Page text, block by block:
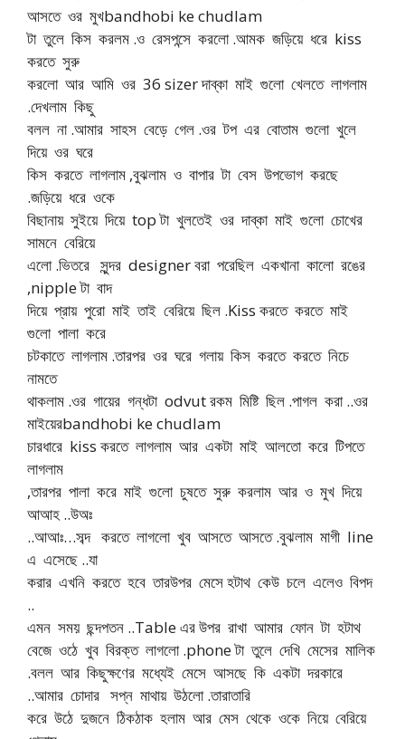
আসতে ওর মুখbandhobi ke chudlam
টা তুলে কিস করলম .ও রেসপন্সে করলো .আমক জড়িয়ে ধরে kiss
করতে সুরু
করলো আর আমি ওর 36 sizer দাব্কা মাই গুলো খেলতে লাগলাম
.দেখলাম কিছু
বলল না .আমার সাহস বেড়ে গেল .ওর টপ এর বোতাম গুলো খুলে
দিয়ে ওর ঘরে
কিস করতে লাগলাম ,বুঝলাম ও বাপার টা বেস উপভোগ করছে
.জড়িয়ে ধরে ওকে
বিছানায় সুইয়ে দিয়ে top টা খুলতেই ওর দাব্কা মাই গুলো চোখের
সামনে বেরিয়ে
এলো .ভিতরে সুন্দর designer বরা পরেছিল একখানা কালো রঙের
,nipple টা বাদ
দিয়ে প্রায় পুরো মাই তাই বেরিয়ে ছিল .Kiss করতে করতে মাই
গুলো পালা করে
চটকাতে লাগলাম .তারপর ওর ঘরে গলায় কিস করতে করতে নিচে
নামতে
থাকলাম .ওর গায়ের গন্ধটা odvut রকম মিষ্টি ছিল .পাগল করা ..ওর
মাইয়েরbandhobi ke chudlam
চারধারে kiss করতে লাগলাম আর একটা মাই আলতো করে টিপতে
লাগলাম
,তারপর পালা করে মাই গুলো চুষতে সুরু করলাম আর ও মুখ দিয়ে
আআহ ..উঅঃ
..আআঃ…সব্দ করতে লাগলো খুব আসতে আসতে .বুঝলাম মাগী line
এ এসেছে ..যা
করার এখনি করতে হবে তারউপর মেসে হটাথ কেউ চলে এলেও বিপদ
..
এমন সময় ছন্দপতন ..Table এর উপর রাখা আমার ফোন টা হটাথ
বেজে ওঠে খুব বিরক্ত লাগলো .phone টা তুলে দেখি মেসের মালিক
.বলল আর কিছুক্ষণের মধ্যেই মেসে আসছে কি একটা দরকারে
..আমার চোদার সপ্ন মাথায় উঠলো .তারাতারি
করে উঠে দুজনে ঠিকঠাক হলাম আর মেস থেকে ওকে নিয়ে বেরিয়ে